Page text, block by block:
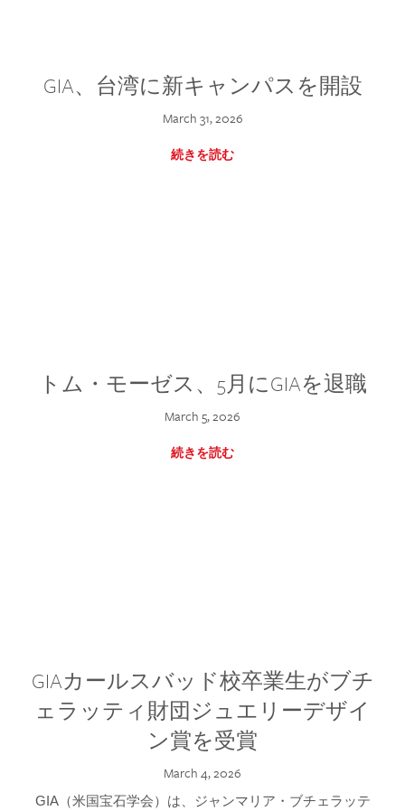
GIA、台湾に新キャンパスを開設
March 31, 2026
続きを読む
トム・モーゼス、5月にGIAを退職
March 5, 2026
続きを読む
GIAカールスバッド校卒業生がブチ
ェラッティ財団ジュエリーデザイ
ン賞を受賞
March 4, 2026
GIA（米国宝石学会）は、ジャンマリア・ブチェラッテ